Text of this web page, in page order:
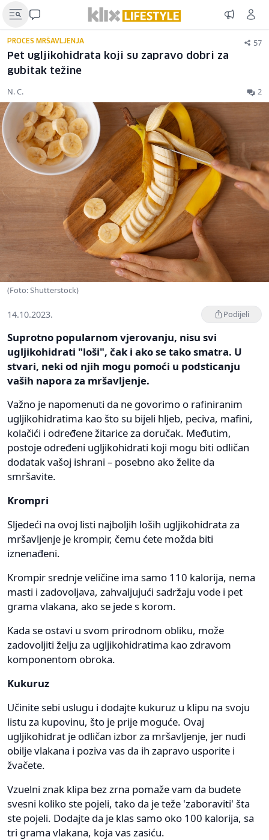
PROCES MRŠAVLJENJA 57
Pet ugljikohidrata koji su zapravo dobri za
gubitak težine
N. C. 2
(Foto: Shutterstock)
14.10.2023. Podijeli
Suprotno popularnom vjerovanju, nisu svi
ugljikohidrati "loši", čak i ako se tako smatra. U
stvari, neki od njih mogu pomoći u podsticanju
vaših napora za mršavljenje.
Važno je napomenuti da ne govorimo o rafiniranim
ugljikohidratima kao što su bijeli hljeb, peciva, mafini,
kolačići i određene žitarice za doručak. Međutim,
postoje određeni ugljikohidrati koji mogu biti odličan
dodatak vašoj ishrani – posebno ako želite da
smršavite.
Krompri
Sljedeći na ovoj listi najboljih loših ugljikohidrata za
mršavljenje je krompir, čemu ćete možda biti
iznenađeni.
Krompir srednje veličine ima samo 110 kalorija, nema
masti i zadovoljava, zahvaljujući sadržaju vode i pet
grama vlakana, ako se jede s korom.
Kada se ostavi u svom prirodnom obliku, može
zadovoljiti želju za ugljikohidratima kao zdravom
komponentom obroka.
Kukuruz
Učinite sebi uslugu i dodajte kukuruz u klipu na svoju
listu za kupovinu, što je prije moguće. Ovaj
ugljikohidrat je odličan izbor za mršavljenje, jer nudi
obilje vlakana i poziva vas da ih zapravo usporite i
žvačete.
Vzuelni znak klipa bez zrna pomaže vam da budete
svesni koliko ste pojeli, tako da je teže 'zaboraviti' šta
ste pojeli. Dodajte da je klas samo oko 100 kalorija, sa
tri grama vlakana, koja vas zasiću.